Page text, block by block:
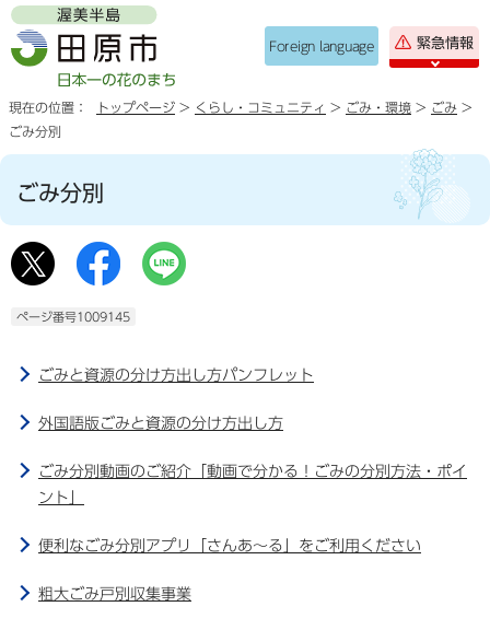
Foreign language 緊急情報
現在の位置： トップページ > くらし・コミュニティ > ごみ・環境 > ごみ >
ごみ分別
ごみ分別
ページ番号1009145
ごみと資源の分け方出し方パンフレット
外国語版ごみと資源の分け方出し方
ごみ分別動画のご紹介「動画で分かる！ごみの分別方法・ポイ
ント」
便利なごみ分別アプリ「さんあ〜る」をご利用ください
粗大ごみ戸別収集事業